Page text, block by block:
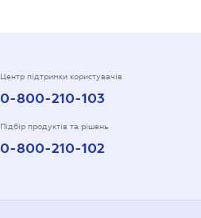
Центр підтримки користувачів
0-800-210-103
Підбір продуктів та рішень
0-800-210-102